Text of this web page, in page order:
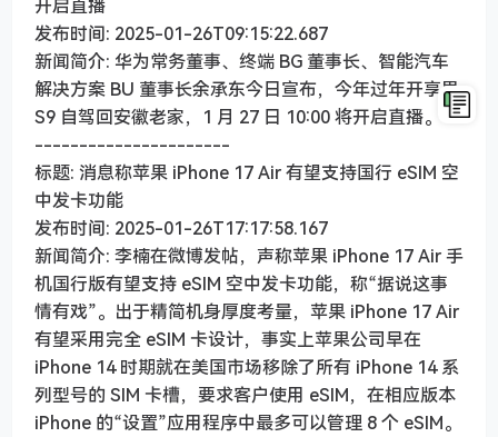
开启直播
发布时间: 2025-01-26T09:15:22.687
新闻简介: 华为常务董事、终端 BG 董事长、智能汽车
解决方案 BU 董事长余承东今日宣布，今年过年开享界
S9 自驾回安徽老家，1 月 27 日 10:00 将开启直播。
----------------------
标题: 消息称苹果 iPhone 17 Air 有望支持国行 eSIM 空
中发卡功能
发布时间: 2025-01-26T17:17:58.167
新闻简介: 李楠在微博发帖，声称苹果 iPhone 17 Air 手
机国行版有望支持 eSIM 空中发卡功能，称“据说这事
情有戏”。出于精简机身厚度考量，苹果 iPhone 17 Air
有望采用完全 eSIM 卡设计，事实上苹果公司早在
iPhone 14 时期就在美国市场移除了所有 iPhone 14 系
列型号的 SIM 卡槽，要求客户使用 eSIM，在相应版本
iPhone 的“设置”应用程序中最多可以管理 8 个 eSIM。